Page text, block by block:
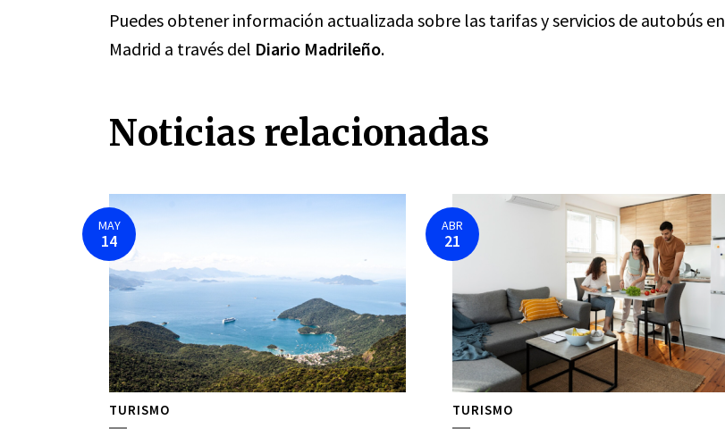
Puedes obtener información actualizada sobre las tarifas y servicios de autobús en
Madrid a través del Diario Madrileño.
Noticias relacionadas
MAY
14
TURISMO
ABR
21
TURISMO